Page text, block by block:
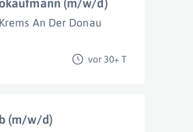
(m/w/d)
Krems An Der Donau
vor 30+ T
(m/w/d)